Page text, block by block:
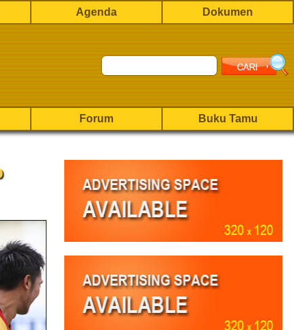
Agenda Dokumen
Forum Buku Tamu